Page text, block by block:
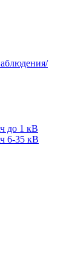
до 1 кВ
6-35 кВ